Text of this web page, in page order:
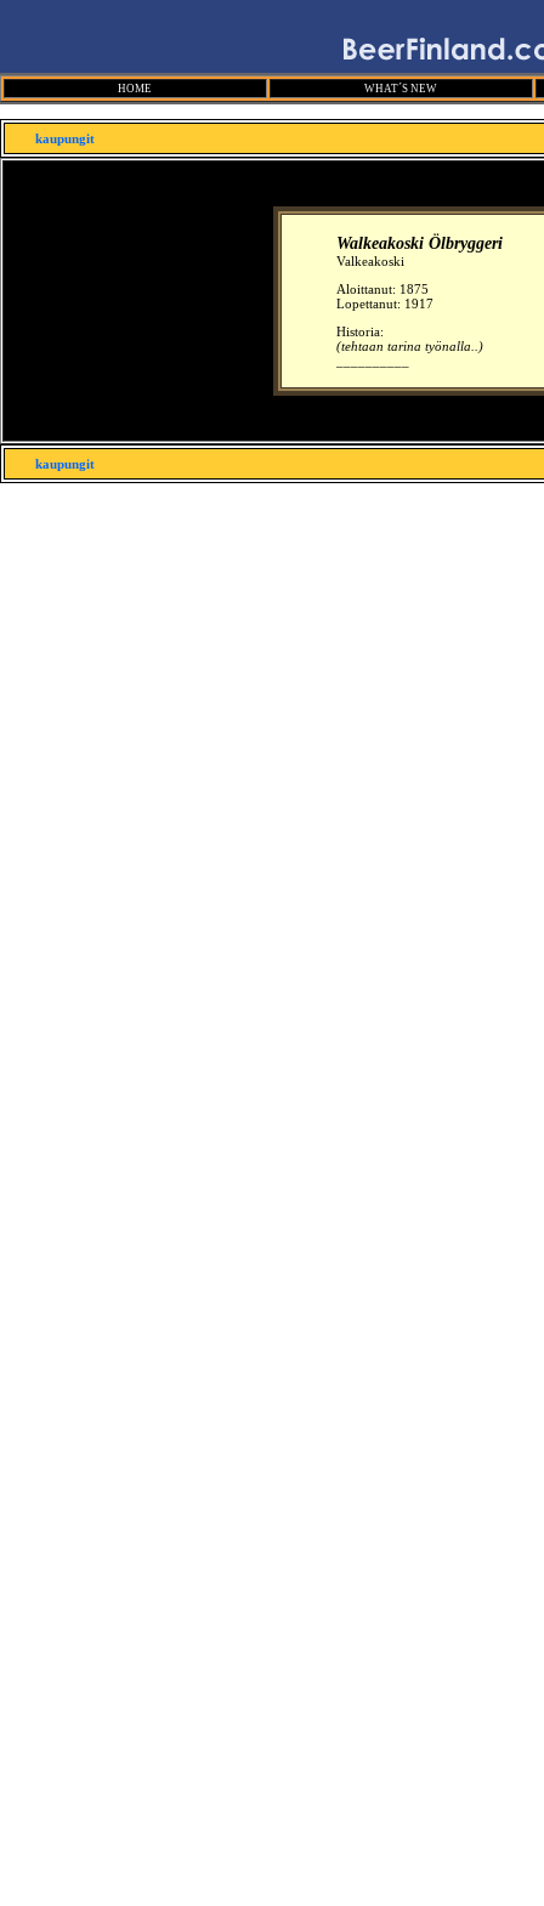
HOME WHAT´S NEW
kaupungit
Walkeakoski Ölbryggeri
Valkeakoski
Aloittanut: 1875
Lopettanut: 1917
Historia:
(tehtaan tarina työnalla..)
kaupungit